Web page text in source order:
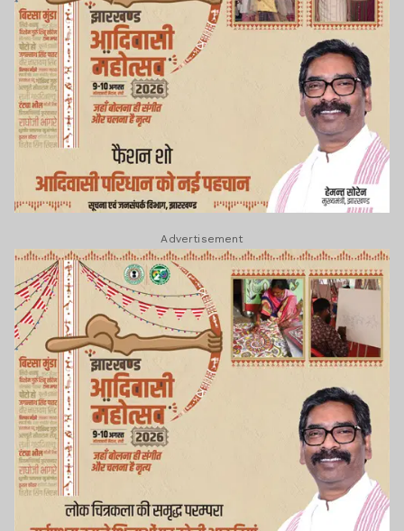
Advertisement